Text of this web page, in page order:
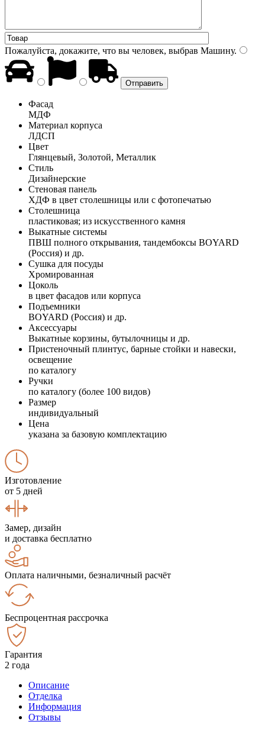
Пожалуйста, докажите, что вы человек, выбрав Машину.
Фасад
МДФ
Материал корпуса
ЛДСП
Цвет
Глянцевый, Золотой, Металлик
Стиль
Дизайнерские
Стеновая панель
ХДФ в цвет столешницы или с фотопечатью
Столешница
пластиковая; из искусственного камня
Выкатные системы
ПВШ полного открывания, тандембоксы BOYARD
(Россия) и др.
Сушка для посуды
Хромированная
Цоколь
в цвет фасадов или корпуса
Подъемники
BOYARD (Россия) и др.
Аксессуары
Выкатные корзины, бутылочницы и др.
Пристеночный плинтус, барные стойки и навески,
освещение
по каталогу
Ручки
по каталогу (более 100 видов)
Размер
индивидуальный
Цена
указана за базовую комплектацию
Изготовление
от 5 дней
Замер, дизайн
и доставка бесплатно
Оплата наличными, безналичный расчёт
Беспроцентная рассрочка
Гарантия
2 года
Описание
Отделка
Информация
Отзывы